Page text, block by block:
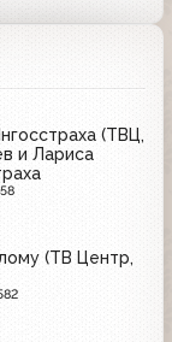
(ТВЦ,
и Лариса
(ТВ Центр,